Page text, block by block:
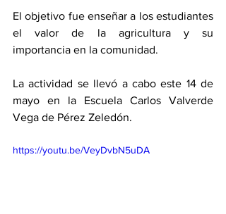
El objetivo fue enseñar a los estudiantes
el valor de la agricultura y su
importancia en la comunidad.
La actividad se llevó a cabo este 14 de
mayo en la Escuela Carlos Valverde
Vega de Pérez Zeledón.
https://youtu.be/VeyDvbN5uDA